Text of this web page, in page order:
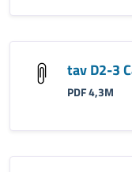
tav D2-3
PDF 4,3M